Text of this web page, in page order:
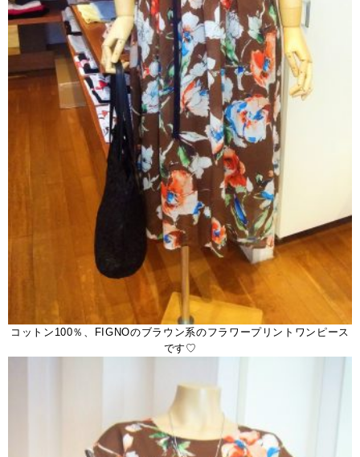
コットン100％、FIGNOのブラウン系のフラワープリントワンピース
です♡